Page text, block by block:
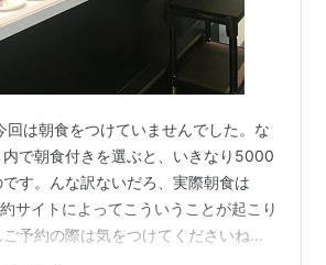
回は朝食をつけていませんでした。な
で朝食付きを選ぶと、いきなり5000
す。んな訳ないだろ、実際朝食は
サイトによってこういうことが起こり
予約の際は気をつけてくださいね。